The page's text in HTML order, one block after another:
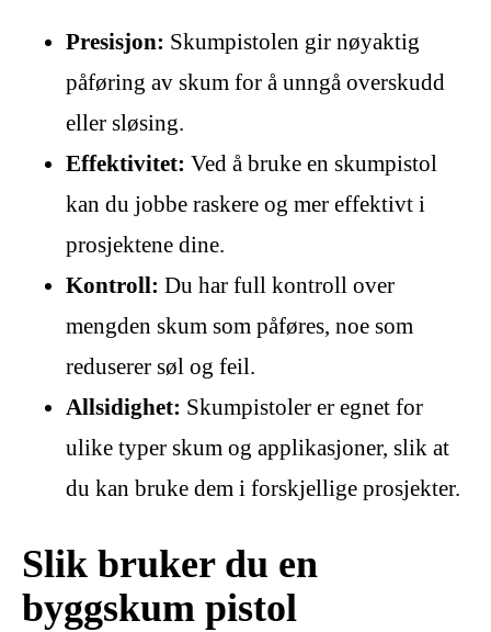
Presisjon: Skumpistolen gir nøyaktig
påføring av skum for å unngå overskudd
eller sløsing.
Effektivitet: Ved å bruke en skumpistol
kan du jobbe raskere og mer effektivt i
prosjektene dine.
Kontroll: Du har full kontroll over
mengden skum som påføres, noe som
reduserer søl og feil.
Allsidighet: Skumpistoler er egnet for
ulike typer skum og applikasjoner, slik at
du kan bruke dem i forskjellige prosjekter.
Slik bruker du en
byggskum pistol